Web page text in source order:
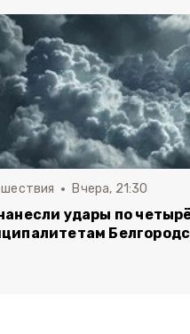
Вчера, 21:30
удары по